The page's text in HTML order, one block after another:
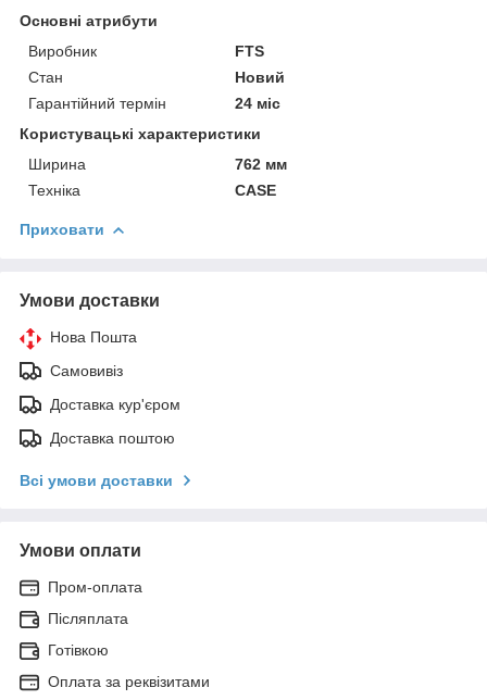
Основні атрибути
Виробник
FTS
Стан
Новий
Гарантійний термін
24 міс
Користувацькi характеристики
Ширина
762 мм
Техніка
CASE
Приховати
Умови доставки
Нова Пошта
Самовивіз
Доставка кур'єром
Доставка поштою
Всі умови доставки
Умови оплати
Пром-оплата
Післяплата
Готівкою
Оплата за реквізитами